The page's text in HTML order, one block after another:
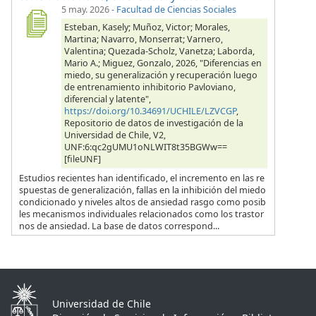
5 may. 2026- Facultad de Ciencias Sociales
Esteban, Kasely; Muñoz, Victor; Morales,
Martina; Navarro, Monserrat; Varnero,
Valentina; Quezada-Scholz, Vanetza; Laborda,
Mario A.; Miguez, Gonzalo, 2026, "Diferencias en
miedo, su generalización y recuperación luego
de entrenamiento inhibitorio Pavloviano,
diferencial y latente",
https://doi.org/10.34691/UCHILE/LZVCGP,
Repositorio de datos de investigación de la
Universidad de Chile, V2,
UNF:6:qc2gUMU1oNLWIT8t35BGWw==
[fileUNF]
Estudios recientes han identificado, el incremento en las re
spuestas de generalización, fallas en la inhibición del miedo
condicionado y niveles altos de ansiedad rasgo como posib
les mecanismos individuales relacionados como los trastor
nos de ansiedad. La base de datos correspond...
Universidad de Chile